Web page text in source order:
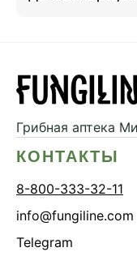
Грибная аптека
КОНТАКТЫ
8-800-333-32-11
info@fungiline.com
Telegram